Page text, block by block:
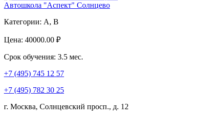
Автошкола "Аспект" Солнцево
Категории: A, B
Цена: 40000.00 ₽
Срок обучения: 3.5 мес.
+7 (495) 745 12 57
+7 (495) 782 30 25
г. Москва, Солнцевский просп., д. 12